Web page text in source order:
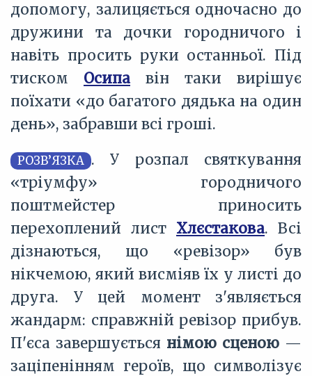
допомогу, залицяється одночасно до
дружини та дочки городничого і
навіть просить руки останньої. Під
тиском Осипа він таки вирішує
поїхати «до багатого дядька на один
день», забравши всі гроші.
РОЗВ’ЯЗКА . У розпал святкування
«тріумфу» городничого
поштмейстер приносить
перехоплений лист Хлєстакова. Всі
дізнаються, що «ревізор» був
нікчемою, який висміяв їх у листі до
друга. У цей момент з'являється
жандарм: справжній ревізор прибув.
П'єса завершується німою сценою —
заціпенінням героїв, що символізує